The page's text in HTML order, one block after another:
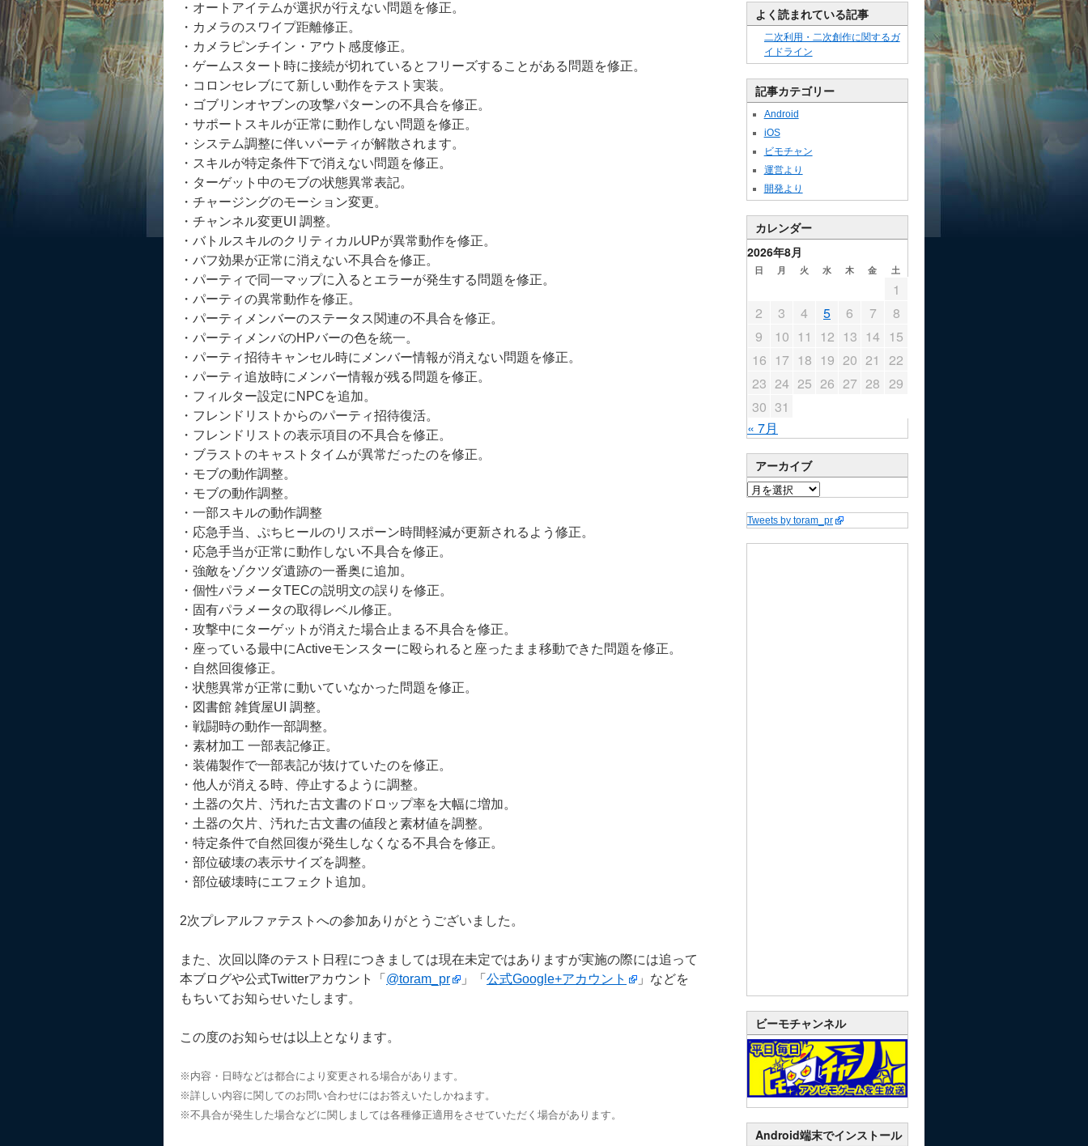
・オートアイテムが選択が行えない問題を修正。
・カメラのスワイプ距離修正。
・カメラピンチイン・アウト感度修正。
・ゲームスタート時に接続が切れているとフリーズすることがある問題を修正。
・コロンセレブにて新しい動作をテスト実装。
・ゴブリンオヤブンの攻撃パターンの不具合を修正。
・サポートスキルが正常に動作しない問題を修正。
・システム調整に伴いパーティが解散されます。
・スキルが特定条件下で消えない問題を修正。
・ターゲット中のモブの状態異常表記。
・チャージングのモーション変更。
・チャンネル変更UI 調整。
・バトルスキルのクリティカルUPが異常動作を修正。
・バフ効果が正常に消えない不具合を修正。
・パーティで同一マップに入るとエラーが発生する問題を修正。
・パーティの異常動作を修正。
・パーティメンバーのステータス関連の不具合を修正。
・パーティメンバのHPバーの色を統一。
・パーティ招待キャンセル時にメンバー情報が消えない問題を修正。
・パーティ追放時にメンバー情報が残る問題を修正。
・フィルター設定にNPCを追加。
・フレンドリストからのパーティ招待復活。
・フレンドリストの表示項目の不具合を修正。
・ブラストのキャストタイムが異常だったのを修正。
・モブの動作調整。
・モブの動作調整。
・一部スキルの動作調整
・応急手当、ぷちヒールのリスポーン時間軽減が更新されるよう修正。
・応急手当が正常に動作しない不具合を修正。
・強敵をゾクツダ遺跡の一番奥に追加。
・個性パラメータTECの説明文の誤りを修正。
・固有パラメータの取得レベル修正。
・攻撃中にターゲットが消えた場合止まる不具合を修正。
・座っている最中にActiveモンスターに殴られると座ったまま移動できた問題を修正。
・自然回復修正。
・状態異常が正常に動いていなかった問題を修正。
・図書館 雑貨屋UI 調整。
・戦闘時の動作一部調整。
・素材加工 一部表記修正。
・装備製作で一部表記が抜けていたのを修正。
・他人が消える時、停止するように調整。
・土器の欠片、汚れた古文書のドロップ率を大幅に増加。
・土器の欠片、汚れた古文書の値段と素材値を調整。
・特定条件で自然回復が発生しなくなる不具合を修正。
・部位破壊の表示サイズを調整。
・部位破壊時にエフェクト追加。
2次プレアルファテストへの参加ありがとうございました。
また、次回以降のテスト日程につきましては現在未定ではありますが実施の際には追って
本ブログや公式Twitterアカウント「 @toram_pr 」「 公式Google+アカウント
」などを
もちいてお知らせいたします。
この度のお知らせは以上となります。
※内容・日時などは都合により変更される場合があります。
※詳しい内容に関してのお問い合わせにはお答えいたしかねます。
※不具合が発生した場合などに関しましては各種修正適用をさせていただく場合があります。
よく読まれている記事
二次利用・二次創作に関するガ
イドライン
記事カテゴリー
Android
iOS
ビモチャン
運営より
開発より
カレンダー
2026年8月
日 月 火 水 木 金 土
« 7月
1
2
3 4 5 6 7
8
9
10 11 12 13 14 15
16 17 18 19 20 21
22
23 24 25 26 27 28 29
30 31
アーカイブ
Tweets by toram_pr
ビーモチャンネル
Android端末でインストール